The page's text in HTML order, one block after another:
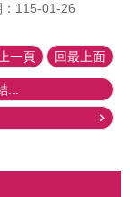
115-01-26
一頁 回最上面